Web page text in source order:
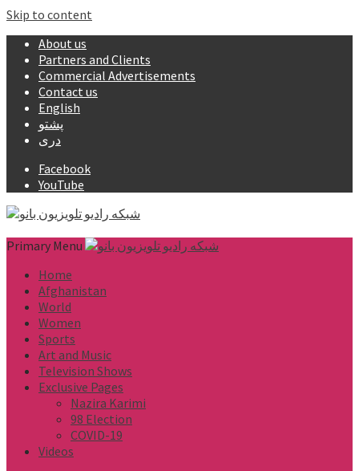
Skip to content
About us
Partners and Clients
Commercial Advertisements
Contact us
English
پشتو
دری
Facebook
YouTube
Primary Menu
Home
Afghanistan
World
Women
Sports
Art and Music
Television Shows
Exclusive Pages
Nazira Karimi
98 Election
COVID-19
Videos